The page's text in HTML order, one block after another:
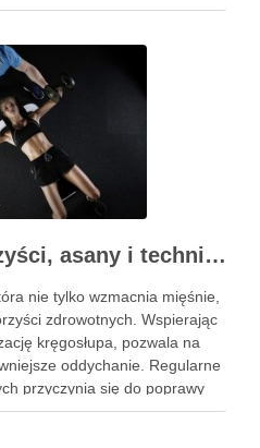
stanowią kluczowy element
Joga brzucha: korzyści, asany i techniki oddechowe
nie tylko wzmacnia mięśnie,
zdrowotnych. Wspierając
kręgosłupa, pozwala na
oddychanie. Regularne
przyczynia się do poprawy
staje się kluczem do